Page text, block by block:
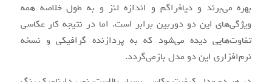
بهره می‌برند و دیافراگم و اندازه لنز و به طول خلاصه همه
ویژگی‌های این دو دوربین برابر است. اما در نتیجه کار عکاسی
تفاوت‌هایی دیده می‌شود که به پردازنده گرافیکی و نسخه
نرم‌افزاری این دو مدل بازمی‌گردد.